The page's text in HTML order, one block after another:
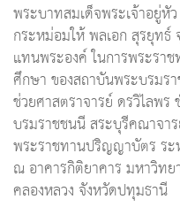
พระบาทสมเด็จพระเจ้าอยู่หั
กระหม่อมให้ พลเอก สุรยุท
แทนพระองค์ ในการพระรา
ศึกษา ของสถาบันพระบรมร
ช่วยศาสตราจารย์ ดรวิไลพ
บรมราชชนนี สระบุรีคณาจา
พระราชทานปริญญาบัตร ร
ณ อาคารกิติยาคาร มหาวิทย
คลองหลวง จังหวัดปทุมธานี